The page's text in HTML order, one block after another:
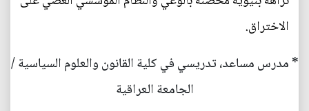
الاختراق.
* مدرس مساعد، تدريسي في كلية القانون والعلوم السياسية /
الجامعة العراقية